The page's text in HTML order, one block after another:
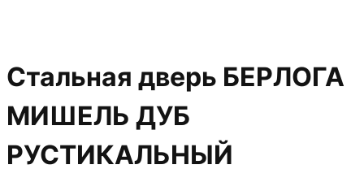
Стальная дверь БЕРЛОГА
МИШЕЛЬ ДУБ
РУСТИКАЛЬНЫЙ